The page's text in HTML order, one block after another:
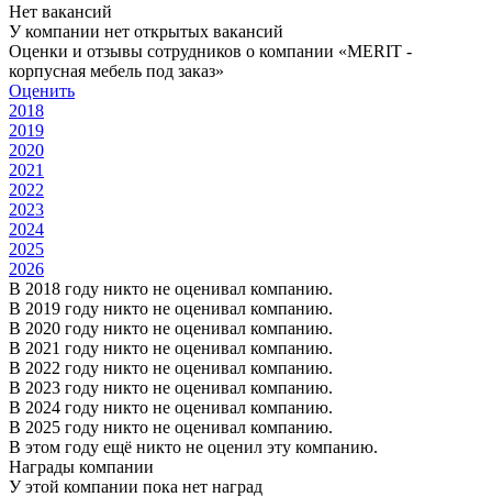
Нет вакансий
У компании нет открытых вакансий
Оценки и отзывы сотрудников о компании «MERIT -
корпусная мебель под заказ»
Оценить
2018
2019
2020
2021
2022
2023
2024
2025
2026
В 2018 году никто не оценивал компанию.
В 2019 году никто не оценивал компанию.
В 2020 году никто не оценивал компанию.
В 2021 году никто не оценивал компанию.
В 2022 году никто не оценивал компанию.
В 2023 году никто не оценивал компанию.
В 2024 году никто не оценивал компанию.
В 2025 году никто не оценивал компанию.
В этом году ещё никто не оценил эту компанию.
Награды компании
У этой компании пока нет наград